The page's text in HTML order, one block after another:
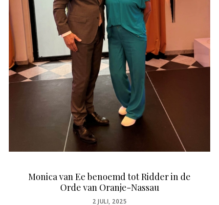
Monica van Ee benoemd tot Ridder in de
Orde van Oranje-Nassau
POSTED
2 JULI, 2025